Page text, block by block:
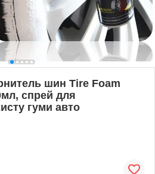
шин Tire Foam
спрей для
гуми авто